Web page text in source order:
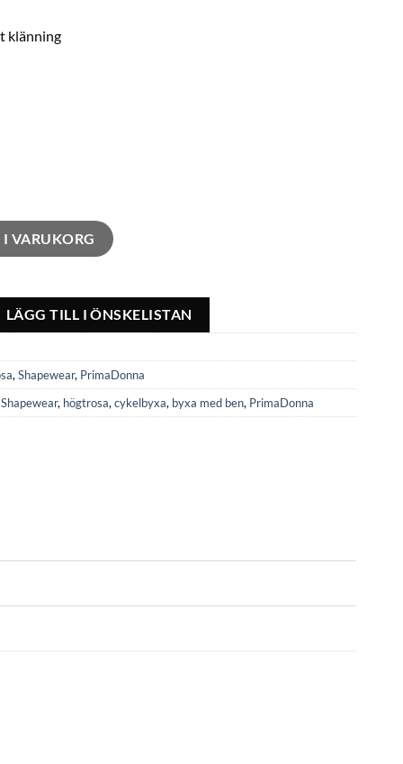
klänning
VARUKORG
LÄGG TILL I ÖNSKELISTAN
, Shapewear, PrimaDonna
Shapewear, högtrosa, cykelbyxa, byxa med ben, PrimaDonna